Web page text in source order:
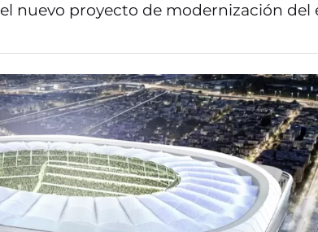
nuevo proyecto de modernización del